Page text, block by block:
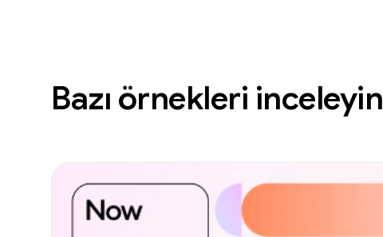
Bazı örnekleri inceleyin